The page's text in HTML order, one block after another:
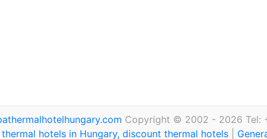
Copyright © 2002 - 2026 Tel:
hotels in Hungary, discount thermal hotels